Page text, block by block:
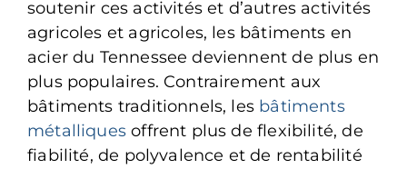
soutenir ces activités et d’autres activités
agricoles et agricoles, les bâtiments en
acier du Tennessee deviennent de plus en
plus populaires. Contrairement aux
bâtiments traditionnels, les bâtiments
métalliquesoffrent plus de flexibilité, de
fiabilité, de polyvalence et de rentabilité